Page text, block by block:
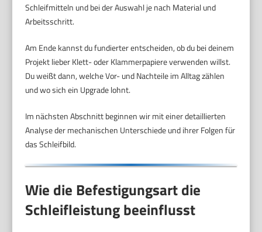
Schleifmitteln und bei der Auswahl je nach Material und
Arbeitsschritt.
Am Ende kannst du fundierter entscheiden, ob du bei deinem
Projekt lieber Klett- oder Klammerpapiere verwenden willst.
Du weißt dann, welche Vor- und Nachteile im Alltag zählen
und wo sich ein Upgrade lohnt.
Im nächsten Abschnitt beginnen wir mit einer detaillierten
Analyse der mechanischen Unterschiede und ihrer Folgen für
das Schleifbild.
Wie die Befestigungsart die
Schleifleistung beeinflusst